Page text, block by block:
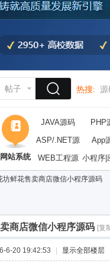
帖子 热搜: 源
网站系统
JAVA源码
PHP
ASP/.NET源
码
App
WEB工程源
码
小程序|
坊鲜花售卖商店微信小程序源码
商店微信小程序源码 [复
6-20 19:42:53 显示全部楼层